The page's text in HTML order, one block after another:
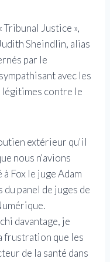
Justice »,
Sheindlin, alias
par le
avec les
contre le
extérieur qu'il
nous n'avions
à Fox le juge Adam
panel de juges de
davantage, je
frustration que les
de la santé dans